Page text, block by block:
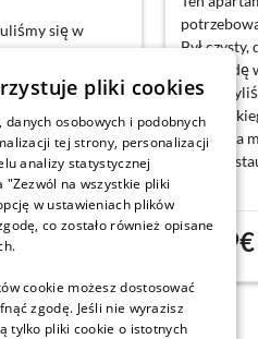
się w
Lokalizacja jest
nigdy
jest bardzo
Tydzień u
Serdeczne
znowu.
Był czysty,
naprawdę
się, że
zabawy, a
opcje
79€
pliki cookies
danych osobowych i podobnych
tej strony, personalizacji
analizy statystycznej
"Zezwól na wszystkie pliki
w ustawieniach plików
co zostało również opisane
cookie możesz dostosować
zgodę. Jeśli nie wyrazisz
tylko pliki cookie o istotnych